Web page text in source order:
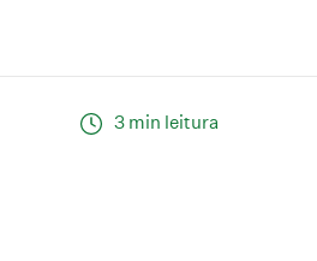
3 min leitura